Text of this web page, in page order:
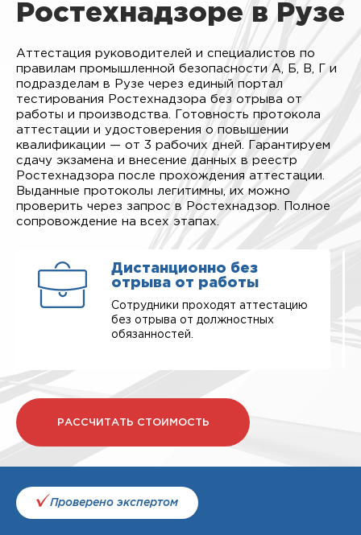
Ростехнадзоре в Рузе
Аттестация руководителей и специалистов по
правилам промышленной безопасности А, Б, В, Г и
подразделам в Рузе через единый портал
тестирования Ростехнадзора без отрыва от
работы и производства. Готовность протокола
аттестации и удостоверения о повышении
квалификации — от 3 рабочих дней. Гарантируем
сдачу экзамена и внесение данных в реестр
Ростехнадзора после прохождения аттестации.
Выданные протоколы легитимны, их можно
проверить через запрос в Ростехнадзор. Полное
сопровождение на всех этапах.
Дистанционно без
отрыва от работы
Сотрудники проходят аттестацию
без отрыва от должностных
обязанностей.
РАССЧИТАТЬ СТОИМОСТЬ
Проверено экспертом